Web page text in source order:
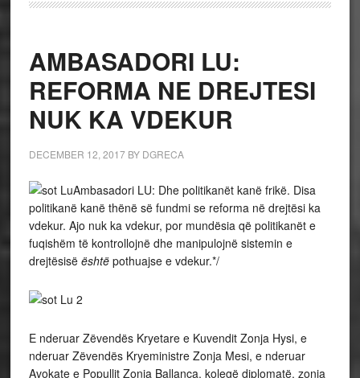
AMBASADORI LU:
REFORMA NE DREJTESI
NUK KA VDEKUR
DECEMBER 12, 2017BY DGRECA
Ambasadori LU: Dhe politikanët kanë frikë. Disa
politikanë kanë thënë së fundmi se reforma në drejtësi ka
vdekur. Ajo nuk ka vdekur, por mundësia që politikanët e
fuqishëm të kontrollojnë dhe manipulojnë sistemin e
drejtësisë ështëpothuajse e vdekur.*/
E nderuar Zëvendës Kryetare e Kuvendit Zonja Hysi, e
nderuar Zëvendës Kryeministre Zonja Mesi, e nderuar
Avokate e Popullit Zonja Ballanca, kolegë diplomatë, zonja